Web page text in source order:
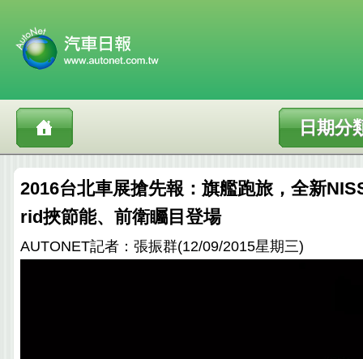
日期分
2016台北車展搶先報：旗艦跑旅，全新
rid挾節能、前衛矚目登場
AUTONET記者：張振群(12/09/2015星期三)